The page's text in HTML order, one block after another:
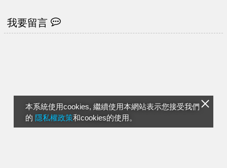
本系統使用cookies, 繼續使用本網站表示您接受我們
的 隱私權政策和cookies的使用。
我要留言